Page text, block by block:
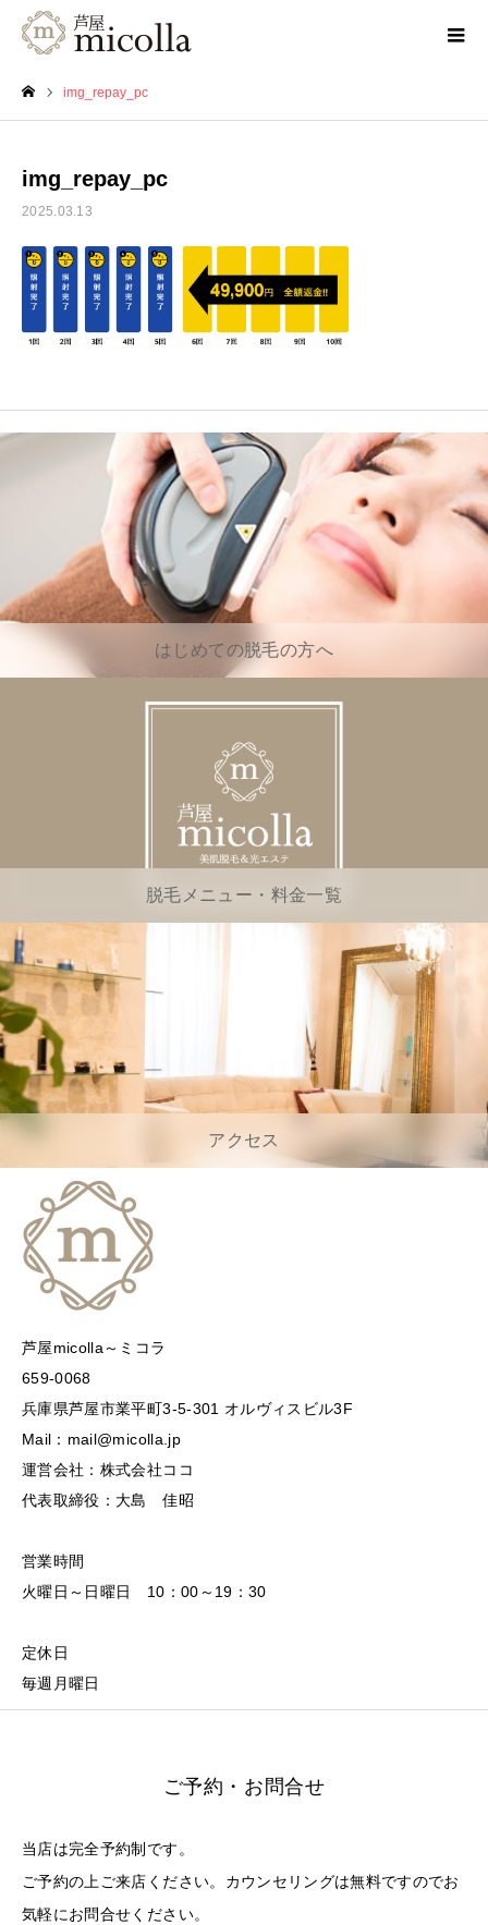
img_repay_pc
img_repay_pc
2025.03.13
はじめての脱毛の方へ
脱毛メニュー・料金一覧
アクセス
芦屋micolla～ミコラ
659-0068
兵庫県芦屋市業平町3-5-301 オルヴィスビル3F
Mail：mail@micolla.jp
運営会社：株式会社ココ
代表取締役：大島 佳昭
営業時間
火曜日～日曜日 10：00～19：30
定休日
毎週月曜日
ご予約・お問合せ
当店は完全予約制です。
ご予約の上ご来店ください。カウンセリングは無料ですのでお
気軽にお問合せください。